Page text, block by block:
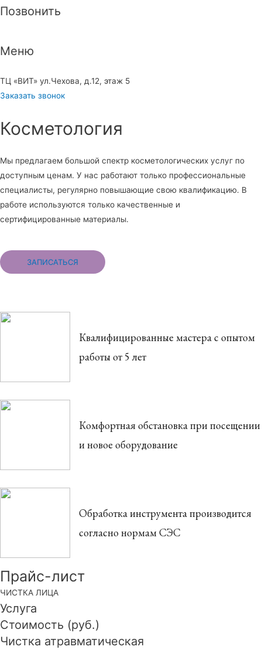
Позвонить
Меню
ТЦ «ВИТ» ул.Чехова, д.12, этаж 5
Заказать звонок
Косметология
Мы предлагаем большой спектр косметологических услуг по
доступным ценам. У нас работают только профессиональные
специалисты, регулярно повышающие свою квалификацию. В
работе используются только качественные и
сертифицированные материалы.
ЗАПИСАТЬСЯ
Квалифицированные мастера с опытом
работы от 5 лет
Комфортная обстановка при посещении
и новое оборудование
Обработка инструмента производится
согласно нормам СЭС
Прайс-лист
ЧИСТКА ЛИЦА
Услуга
Стоимость (руб.)
Чистка атравматическая